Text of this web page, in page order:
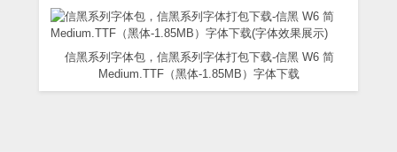
信黑系列字体包，信黑系列字体打包下载-信黑 W6 简
Medium.TTF（黑体-1.85MB）字体下载